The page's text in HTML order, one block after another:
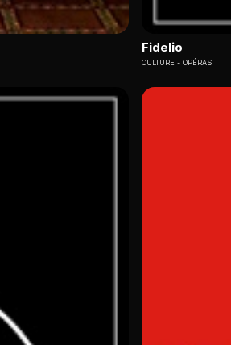
Fidelio
CULTURE OPÉRAS